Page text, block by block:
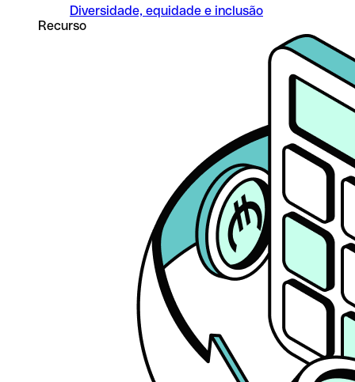
Diversidade, equidade e inclusão
Recurso